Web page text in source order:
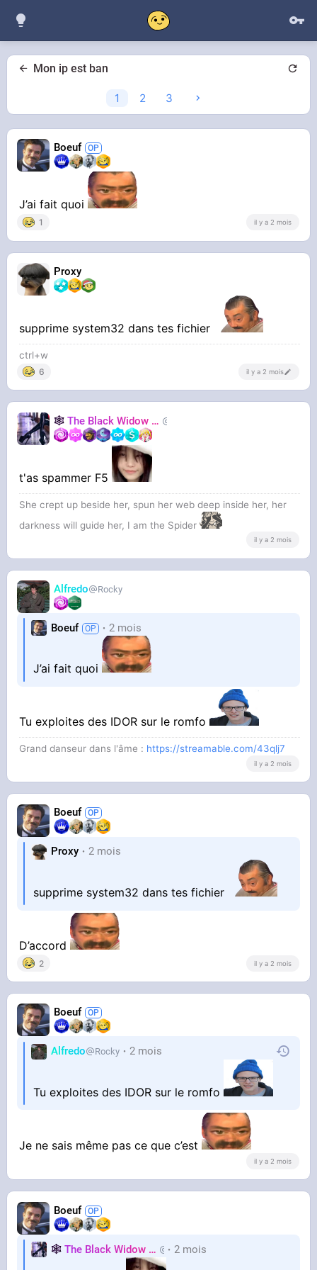
Mon ip est ban
1 2 3
Boeuf
J’ai fait quoi
1 il y a 2 mois
Proxy
supprime system32 dans tes fichier
ctrl+w
6 il y a 2 mois
🕸️ The Black Widow 🕷️
t'as spammer F5
She crept up beside her, spun her web deep inside her, her
darkness will guide her, I am the Spider
il y a 2 mois
Alfredo Rocky
Boeuf 2 mois
J’ai fait quoi
Tu exploites des IDOR sur le romfo
Grand danseur dans l'âme : https://streamable.com/43qlj7
il y a 2 mois
Boeuf
Proxy 2 mois
supprime system32 dans tes fichier
D’accord
2 il y a 2 mois
Boeuf
Alfredo Rocky 2 mois
Tu exploites des IDOR sur le romfo
Je ne sais même pas ce que c’est
il y a 2 mois
Boeuf
🕸️ The Black Widow 🕷️ Nastasya
2 mois